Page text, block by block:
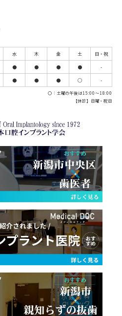
水 木 金 土
日・祝
● ● ● ●
-
● ● ● ◯ -
〇：土曜の午後は15:00～18:00
【休診】日曜・祝日